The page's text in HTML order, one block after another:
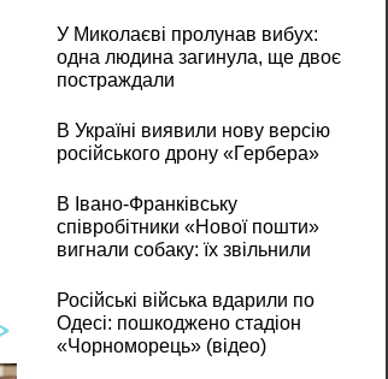
У Миколаєві пролунав вибух:
одна людина загинула, ще двоє
постраждали
В Україні виявили нову версію
російського дрону «Гербера»
В Івано-Франківську
співробітники «Нової пошти»
вигнали собаку: їх звільнили
Російські війська вдарили по
Одесі: пошкоджено стадіон
«Чорноморець» (відео)